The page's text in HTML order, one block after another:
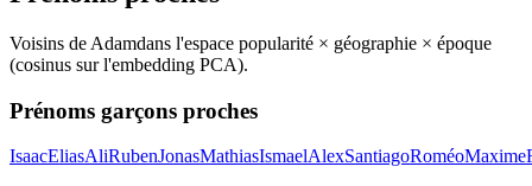
Voisins de Adamdans l'espace popularité × géographie × époque
(cosinus sur l'embedding PCA).
Prénoms garçons proches
IsaacEliasAliRubenJonasMathiasIsmaelAlexSantiagoRoméoMaxime